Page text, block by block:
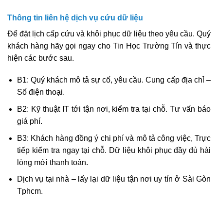
Thông tin liên hệ dịch vụ cứu dữ liệu
Để đặt lịch cấp cứu và khôi phục dữ liệu theo yêu cầu. Quý
khách hàng hãy gọi ngay cho Tin Học Trường Tín và thực
hiện các bước sau.
B1: Quý khách mô tả sự cố, yêu cầu. Cung cấp địa chỉ –
Số điện thoại.
B2: Kỹ thuật IT tới tận nơi, kiểm tra tại chỗ. Tư vấn báo
giá phí.
B3: Khách hàng đồng ý chi phí và mô tả công việc, Trực
tiếp kiểm tra ngay tại chỗ. Dữ liệu khôi phục đầy đủ hài
lòng mới thanh toán.
Dịch vụ tại nhà – lấy lại dữ liệu tận nơi uy tín ở Sài Gòn
Tphcm.